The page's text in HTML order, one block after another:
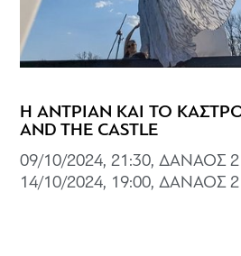
Η ΑΝΤΡΙΑΝ ΚΑΙ ΤΟ
AND THE CASTLE
09/10/2024, 21:30, ΔΑΝΑΟΣ 2
14/10/2024, 19:00, ΔΑΝΑΟΣ 2